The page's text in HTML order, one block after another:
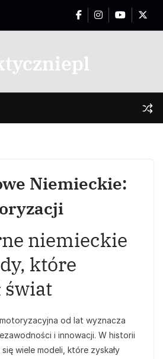
Niemieckie:
niemieckie
które
świat
od lat wyznacza
i innowacji. W historii
wiele modeli, które zyskały